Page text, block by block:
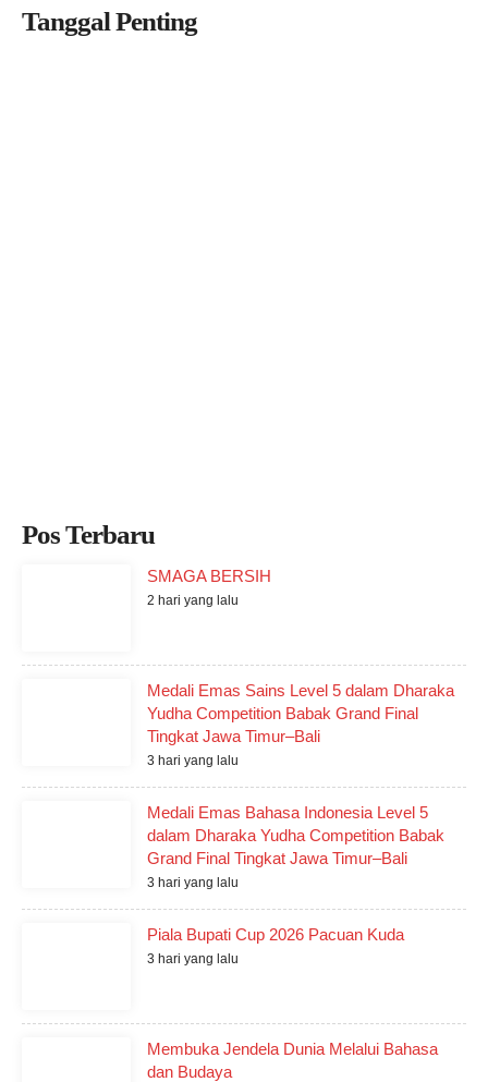
Tanggal Penting
Pos Terbaru
SMAGA BERSIH
2 hari yang lalu
Medali Emas Sains Level 5 dalam Dharaka
Yudha Competition Babak Grand Final
Tingkat Jawa Timur–Bali
3 hari yang lalu
Medali Emas Bahasa Indonesia Level 5
dalam Dharaka Yudha Competition Babak
Grand Final Tingkat Jawa Timur–Bali
3 hari yang lalu
Piala Bupati Cup 2026 Pacuan Kuda
3 hari yang lalu
Membuka Jendela Dunia Melalui Bahasa
dan Budaya